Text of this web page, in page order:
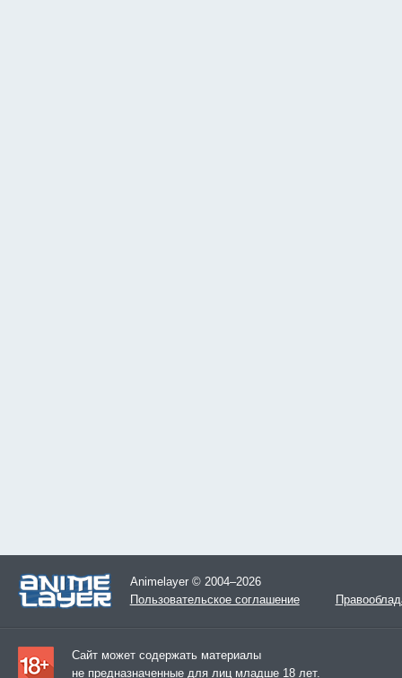
Animelayer © 2004–2026
Пользовательское соглашение
Сайт может содержать материалы
не предназначенные для лиц младше 18 лет.